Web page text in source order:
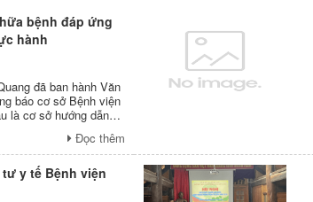
bệnh đáp ứng
hành
đã ban hành Văn
báo cơ sở Bệnh viện
là cơ sở hướng dẫn
Đọc thêm
y tế Bệnh viện